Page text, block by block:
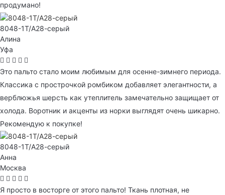
продумано!
8048-1T/А28-серый
Алина
Уфа
Это пальто стало моим любимым для осенне-зимнего периода.
Классика с прострочкой ромбиком добавляет элегантности, а
верблюжья шерсть как утеплитель замечательно защищает от
холода. Воротник и акценты из норки выглядят очень шикарно.
Рекомендую к покупке!
8048-1T/А28-серый
Анна
Москва
Я просто в восторге от этого пальто! Ткань плотная, не